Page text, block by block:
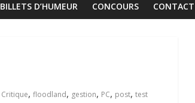
BILLETS D’HUMEUR CONCOURS CONTACT
Critique, floodland, gestion, PC, post, test